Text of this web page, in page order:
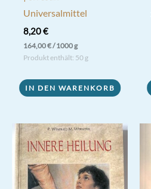
Universalmittel
8,20€
164,00€/1000g
Produkt enthält: 50 g
IN DEN WARENKORB